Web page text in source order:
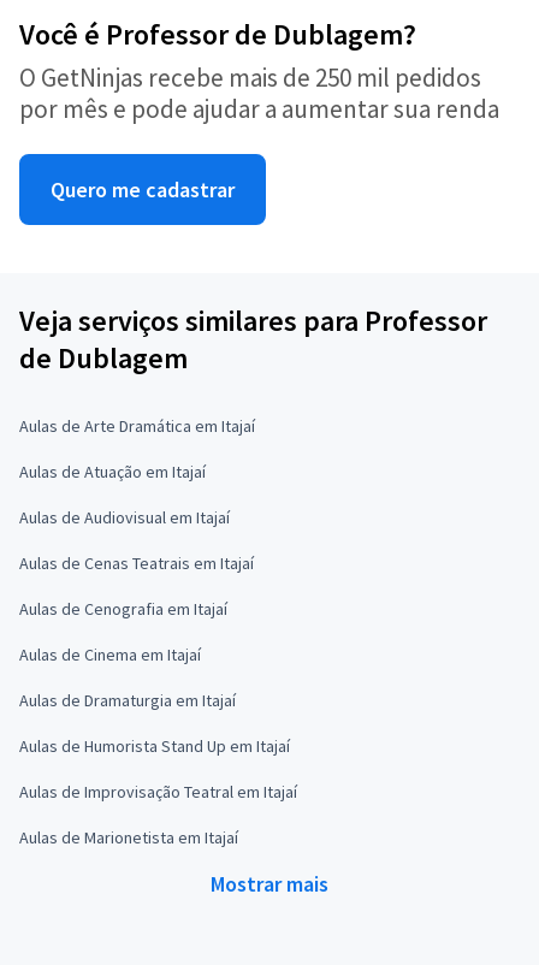
Você é Professor de Dublagem?
O GetNinjas recebe mais de 250 mil pedidos
por mês e pode ajudar a aumentar sua renda
Quero me cadastrar
Veja serviços similares para Professor
de Dublagem
Aulas de Arte Dramática em Itajaí
Aulas de Atuação em Itajaí
Aulas de Audiovisual em Itajaí
Aulas de Cenas Teatrais em Itajaí
Aulas de Cenografia em Itajaí
Aulas de Cinema em Itajaí
Aulas de Dramaturgia em Itajaí
Aulas de Humorista Stand Up em Itajaí
Aulas de Improvisação Teatral em Itajaí
Aulas de Marionetista em Itajaí
Mostrar mais